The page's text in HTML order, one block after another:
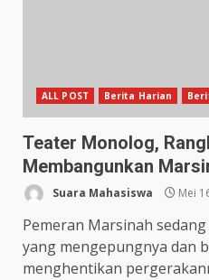
ALL POST Berita Harian
Teater Monolog,
Membangunkan
Suara Mahasiswa Mei
Pemeran Marsinah
yang mengepungnya dan
menghentikan